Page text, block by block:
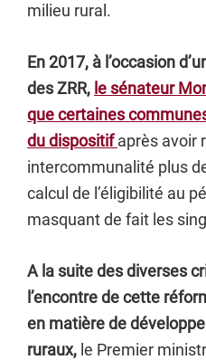
milieu rural.
En 2017, à l’occasion
des ZRR, le sénateur
que certaines
du dispositif après avoir
intercommunalité plus
calcul de l’éligibilité au
masquant de fait les
A la suite des diverses
l’encontre de cette
en matière de
ruraux, le Premier